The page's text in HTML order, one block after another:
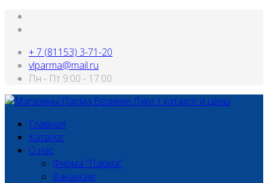
+ 7 (81153) 3-71-20
vlparma@mail.ru
Пн - Пт 9:00 - 17:00
Главная
Каталог
О нас
Фирма "Парма"
Вакансии